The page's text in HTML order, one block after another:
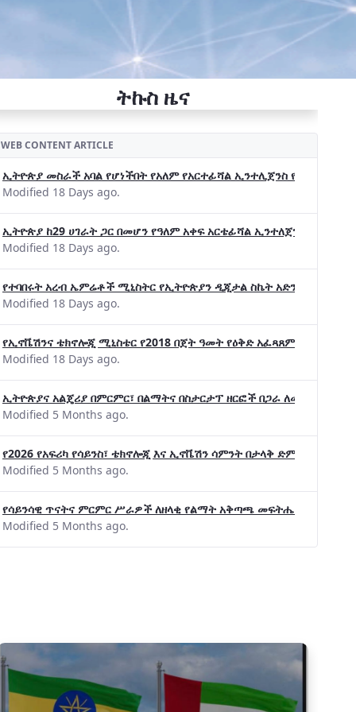
ትኩስ ዜና
WEB CONTENT ARTICLE
ኢትዮጵያ መስራች አባል የሆነችበት የአለም የአርተፊሻል ኢንተሊጀንስ የትብብር
Modified 18 Days ago.
ኢትዮጵያ ከ29 ሀገራት ጋር በመሆን የዓለም አቀፍ አርቴፊሻል ኢንተለጀንስ ትብብር
Modified 18 Days ago.
የተባበሩት አረብ ኤምሬቶች ሚኒስትር የኢትዮጵያን ዲጂታል ስኬት አድንቀዋል
Modified 18 Days ago.
የኢኖቬሽንና ቴክኖሎጂ ሚኒስቴር የ2018 በጀት ዓመት የዕቅድ አፈጻጸምና የቀጣይ
Modified 18 Days ago.
ኢትዮጵያና አልጄሪያ በምርምር፣ በልማትና በስታርታፕ ዘርፎች በጋራ ለመስራት መከሩ፡፡
Modified 5 Months ago.
የ2026 የአፍሪካ የሳይንስ፣ ቴክኖሎጂ እና ኢኖቬሽን ሳምንት በታላቅ ድምቀት
Modified 5 Months ago.
የሳይንሳዊ ጥናትና ምርምር ሥራዎች ለዘላቂ የልማት አቅጣጫ መፍትሔ ጠቋሚ
Modified 5 Months ago.